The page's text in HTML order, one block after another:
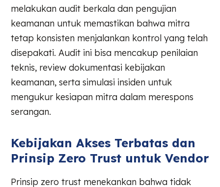
melakukan audit berkala dan pengujian
keamanan untuk memastikan bahwa mitra
tetap konsisten menjalankan kontrol yang telah
disepakati. Audit ini bisa mencakup penilaian
teknis, review dokumentasi kebijakan
keamanan, serta simulasi insiden untuk
mengukur kesiapan mitra dalam merespons
serangan.
Kebijakan Akses Terbatas dan
Prinsip Zero Trust untuk Vendor
Prinsip zero trust menekankan bahwa tidak